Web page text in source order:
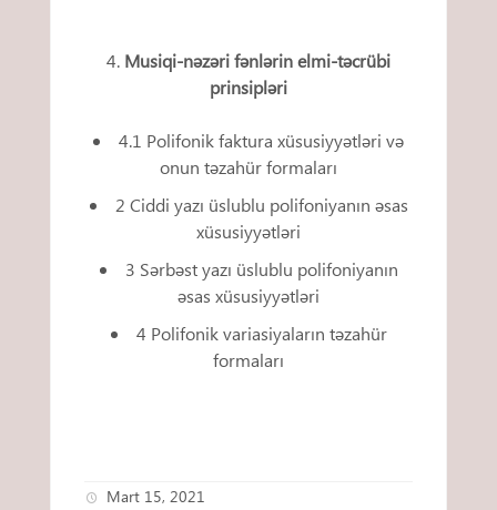
Musiqi-nəzəri fənlərin elmi-təcrübi
prinsipləri
4.1 Polifonik faktura xüsusiyyətləri və
onun təzahür formaları
2 Ciddi yazı üslublu polifoniyanın əsas
xüsusiyyətləri
3 Sərbəst yazı üslublu polifoniyanın
əsas xüsusiyyətləri
4 Polifonik variasiyaların təzahür
formaları
Mart 15, 2021